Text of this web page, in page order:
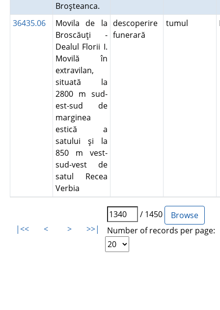
Broşteanca.
36435.06
Movila de la
Broscăuţi -
Dealul Florii I.
Movilă în
extravilan,
situată la
2800 m sud-
est-sud de
marginea
estică a
satului şi la
850 m vest-
sud-vest de
satul Recea
Verbia
descoperire
funerară
tumul
|<< < > >>|
/ 1450
Number of records per page: